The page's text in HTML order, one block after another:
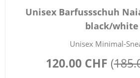
Unisex Barfussschuh
black/white
Unisex Minimal-
120.00 CHF (